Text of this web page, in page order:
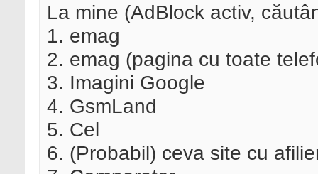
La mine (AdBlock activ,
1. emag
2. emag (pagina cu toate
3. Imagini Google
4. GsmLand
5. Cel
6. (Probabil) ceva site cu